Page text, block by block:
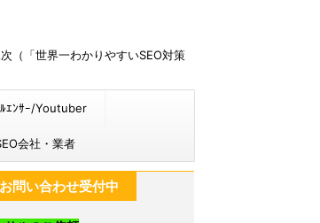
（「世界一わかりやすいSEO対策
ｴﾝｻｰ/Youtuber
会社・業者
問い合わせ受付中